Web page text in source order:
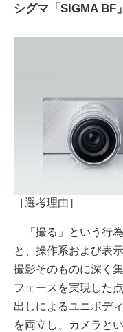
シグマ「SIGMA BF」
［選考理由］
「撮る」という⾏
と、操作系および表
撮影そのものに深く
フェースを実現した
出しによるユニボデ
を両⽴し、カメラと